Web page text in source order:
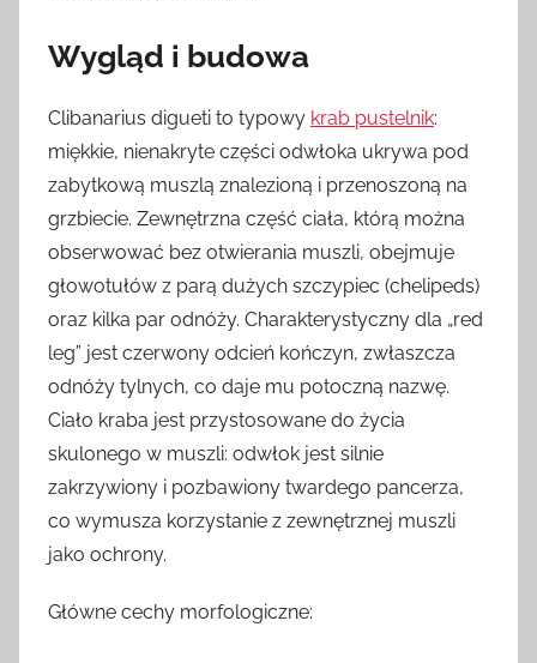
Wygląd i budowa
Clibanarius digueti to typowy krab pustelnik:
miękkie, nienakryte części odwłoka ukrywa pod
zabytkową muszlą znalezioną i przenoszoną na
grzbiecie. Zewnętrzna część ciała, którą można
obserwować bez otwierania muszli, obejmuje
głowotułów z parą dużych szczypiec (chelipeds)
oraz kilka par odnóży. Charakterystyczny dla „red
leg” jest czerwony odcień kończyn, zwłaszcza
odnóży tylnych, co daje mu potoczną nazwę.
Ciało kraba jest przystosowane do życia
skulonego w muszli: odwłok jest silnie
zakrzywiony i pozbawiony twardego pancerza,
co wymusza korzystanie z zewnętrznej muszli
jako ochrony.
Główne cechy morfologiczne: